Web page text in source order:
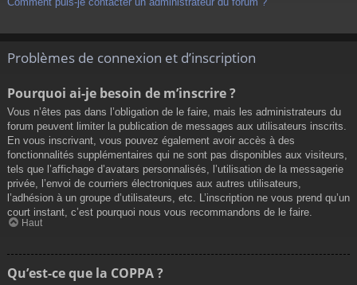
Problèmes de connexion et d’inscription
Pourquoi ai-je besoin de m’inscrire ?
Vous n’êtes pas dans l’obligation de le faire, mais les administrateurs du
forum peuvent limiter la publication de messages aux utilisateurs inscrits.
En vous inscrivant, vous pouvez également avoir accès à des
fonctionnalités supplémentaires qui ne sont pas disponibles aux visiteurs,
tels que l’affichage d’avatars personnalisés, l’utilisation de la messagerie
privée, l’envoi de courriers électroniques aux autres utilisateurs,
l’adhésion à un groupe d’utilisateurs, etc. L’inscription ne vous prend qu’un
court instant, c’est pourquoi nous vous recommandons de le faire.
Haut
Qu’est-ce que la COPPA ?